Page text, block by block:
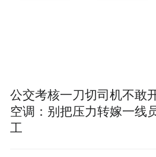
签订无商业实质的采购
三方业务的方式虚增营
利润，导致朗源股份2019
公交考核一刀切司机不敢
空调：别把压力转嫁一线
工